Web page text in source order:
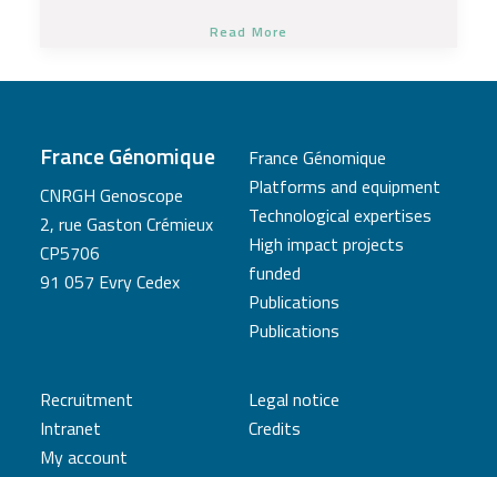
Read More
France Génomique
CNRGH Genoscope
2, rue Gaston Crémieux
CP5706
91 057 Evry Cedex
France Génomique
Platforms and equipment
Technological expertises
High impact projects
funded
Publications
Publications
Recruitment
Intranet
My account
Legal notice
Credits